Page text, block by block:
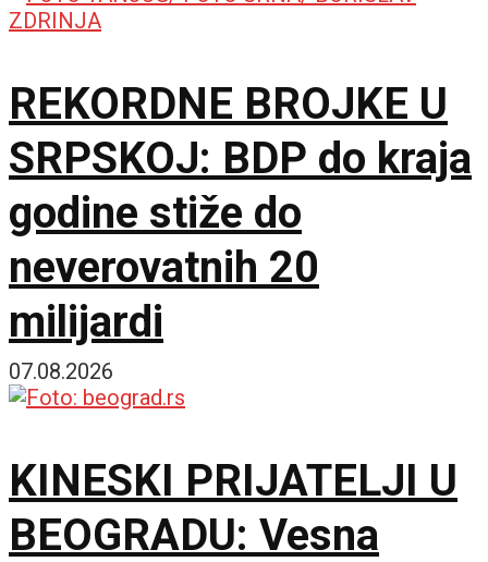
Ukrajini
REKORDNE BROJKE U
SRPSKOJ: BDP do kraja
godine stiže do
neverovatnih 20
milijardi
07.08.2026
KINESKI PRIJATELJI U
BEOGRADU: Vesna